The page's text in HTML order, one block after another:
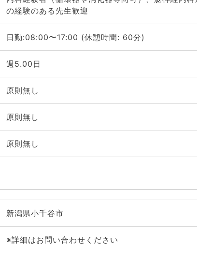
の経験のある先生歓迎
日勤:08:00〜17:00 (休憩時間: 60分)
週5.00日
原則無し
原則無し
原則無し
新潟県小千谷市
※詳細はお問い合わせください